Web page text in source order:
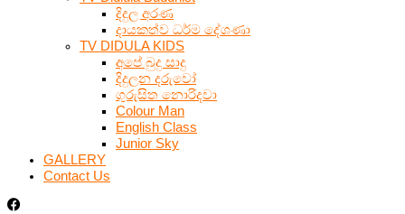
දිදුල අරණ
දායකත්ව ධර්ම දේශණා
TV DIDULA KIDS
අපේ බුදු සාදු
දිදුලන දරුවෝ
ගුරුසිත නොරිදවා
Colour Man
English Class
Junior Sky
GALLERY
Contact Us